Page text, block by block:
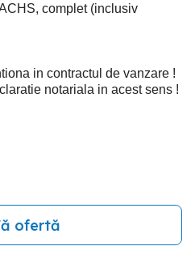
complet (inclusiv
in contractul de vanzare !
notariala in acest sens !
ofertă